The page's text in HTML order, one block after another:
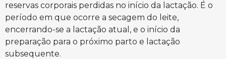
reservas corporais perdidas no início da lactação. É o
período em que ocorre a secagem do leite,
encerrando-se a lactação atual, e o início da
preparação para o próximo parto e lactação
subsequente.